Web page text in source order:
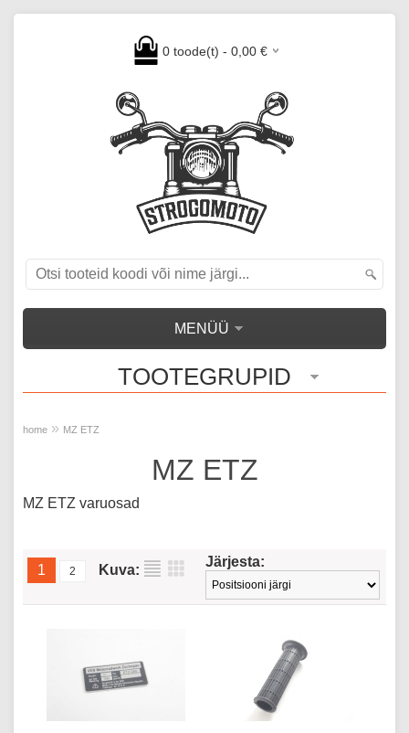
0toode(t) - 0,00€
MENÜÜ
TOOTEGRUPID
home » MZ ETZ
MZ ETZ
MZ ETZ varuosad
1 2
Järjesta:
Kuva: